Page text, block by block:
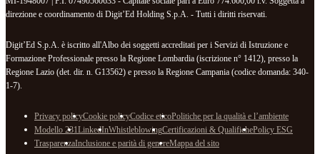
direzione e coordinamento di Digit’Ed Holding S.p.A. - Tutti i diritti riservati.
Digit’Ed S.p.A. è iscritto all'Albo dei soggetti accreditati per i Servizi di Istruzione e
Formazione Professionale presso la Regione Lombardia (iscrizione n° 1412), presso la
Regione Lazio (det. dir. n. G13562) e presso la Regione Campania (codice domanda: 340-
1-7).
Privacy policyCookie policyCodice eticoPolitiche per la qualità e l’ambiente
Modello 231LinkedInWhistleblowingCertificazioni & QualifichePolicy ESG
TrasparenzaInclusione e parità di genereMappa del sito